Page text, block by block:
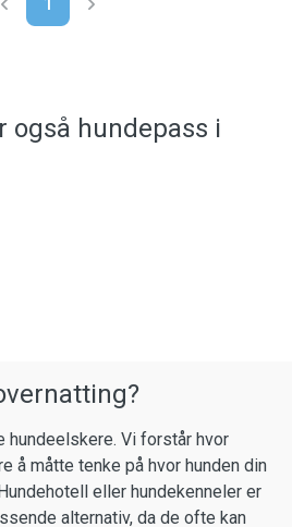
også hundepass i
hundeelskere. Vi forstår hvor
å måtte tenke på hvor hunden din
eller hundekenneler er
alternativ, da de ofte kan